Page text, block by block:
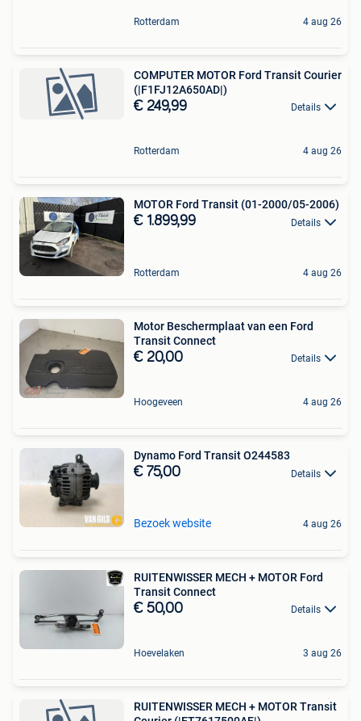
Rotterdam 4 aug 26
COMPUTER MOTOR Ford Transit Courier
(|F1FJ12A650AD|)
€ 249,99 Details
Rotterdam 4 aug 26
MOTOR Ford Transit (01-2000/05-2006)
€ 1.899,99 Details
Rotterdam 4 aug 26
Motor Beschermplaat van een Ford
Transit Connect
€ 20,00 Details
Hoogeveen 4 aug 26
Dynamo Ford Transit O244583
€ 75,00 Details
Bezoek website 4 aug 26
RUITENWISSER MECH + MOTOR Ford
Transit Connect
€ 50,00 Details
Hoevelaken 3 aug 26
RUITENWISSER MECH + MOTOR Transit